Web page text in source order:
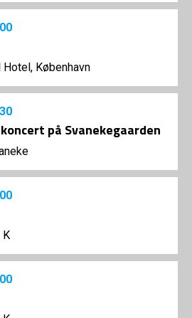
København
på Svanekegaarden
K